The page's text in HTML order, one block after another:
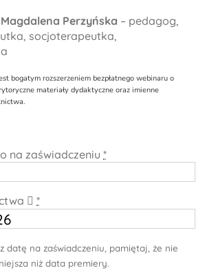
Perzyńska – pedagog,
socjoterapeutka,
bogatym rozszerzeniem bezpłatnego webinaru o
materiały dydaktyczne oraz imienne
na zaświadczeniu *
*
datę na zaświadczeniu, pamiętaj, że nie
niż data premiery.